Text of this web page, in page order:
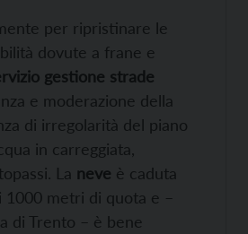
per ripristinare le
dovute a frane e
gestione strade
e moderazione della
di irregolarità del piano
in carreggiata,
La neve è caduta
metri di quota e –
di Trento – è bene